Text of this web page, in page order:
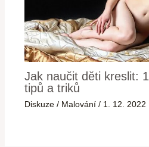
Jak naučit děti kreslit:
tipů a triků
Diskuze / Malování / 1. 12. 2022